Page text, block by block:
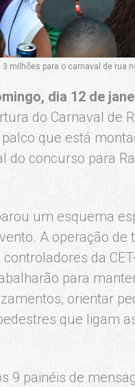
milhões para o carnaval de rua
dia 12 de
do Carnaval de
que está
do concurso para
um esquema
A operação
da
para
orientar
que ligam
9 painéis de